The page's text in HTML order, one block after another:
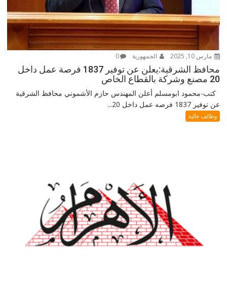
مارس 10, 2025 الجمهورية 0
محافظ الشرقية:يعلن عن توفير 1837 فرصة عمل داخل
20 مصنع وشركة بالقطاع الخاص
كتب-محمود ابومسلم أعلن المهندس حازم الأشموني محافظ الشرقية
عن توفير 1837 فرصه عمل داخل 20...
وظائف خالية